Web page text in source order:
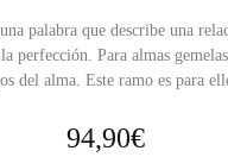
palabra que describe una
perfección. Para almas
del alma. Este ramo es para
94,90€